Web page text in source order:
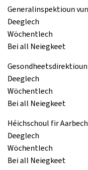
Generalinspektioun
Deeglech
Wöchentlech
Bei all Neiegkeet
Gesondheetsdirektioun
Deeglech
Wöchentlech
Bei all Neiegkeet
Héichschoul fir
Deeglech
Wöchentlech
Bei all Neiegkeet